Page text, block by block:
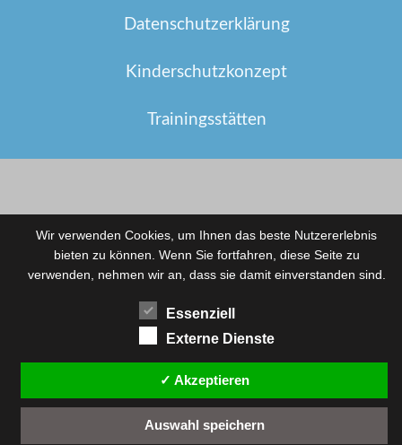
Datenschutzerklärung
Kinderschutzkonzept
Trainingsstätten
Wir verwenden Cookies, um Ihnen das beste Nutzererlebnis
bieten zu können. Wenn Sie fortfahren, diese Seite zu
verwenden, nehmen wir an, dass sie damit einverstanden sind.
Essenziell
Externe Dienste
✓ Akzeptieren
Auswahl speichern